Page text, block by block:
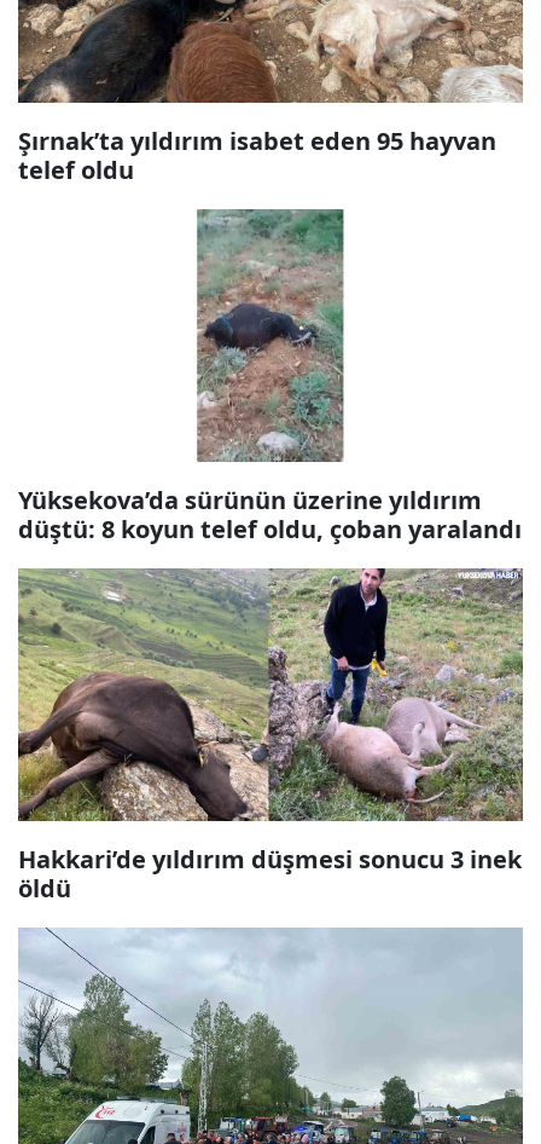
Şırnak’ta yıldırım isabet eden 95 hayvan
telef oldu
Yüksekova’da sürünün üzerine yıldırım
düştü: 8 koyun telef oldu, çoban yaralandı
Hakkari’de yıldırım düşmesi sonucu 3 inek
öldü